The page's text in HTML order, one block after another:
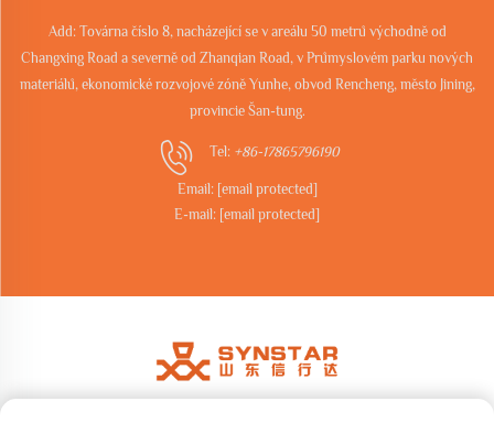
Add: Továrna číslo 8, nacházející se v areálu 50 metrů východně od
Changxing Road a severně od Zhanqian Road, v Průmyslovém parku nových
materiálů, ekonomické rozvojové zóně Yunhe, obvod Rencheng, město Jining,
provincie Šan-tung.
Tel: +86-17865796190
Email: [email protected]
E-mail: [email protected]